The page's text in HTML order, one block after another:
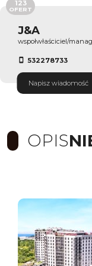
J&A
wspołwłaściciel/
532278733
Napisz wiadomość
123
OFERT
OPIS